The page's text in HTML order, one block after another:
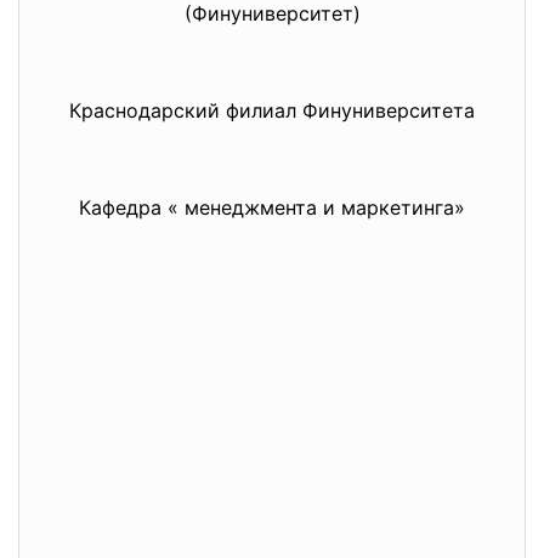
(Финуниверситет)
Краснодарский филиал Финуниверситета
Кафедра « менеджмента и маркетинга»